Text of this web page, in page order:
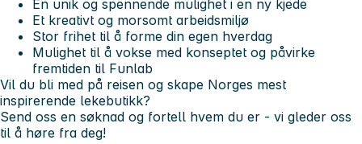
En unik og spennende mulighet i en ny kjede
Et kreativt og morsomt arbeidsmiljø
Stor frihet til å forme din egen hverdag
Mulighet til å vokse med konseptet og påvirke
fremtiden til Funlab
Vil du bli med på reisen og skape Norges mest
inspirerende lekebutikk?
Send oss en søknad og fortell hvem du er - vi gleder oss
til å høre fra deg!